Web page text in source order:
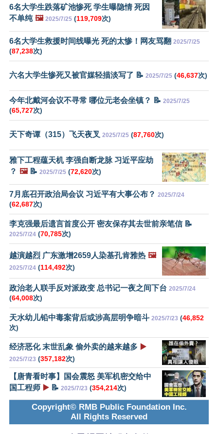
6名大学生跌落矿池惨死 学生曝隐情 死因
不单纯 🖼️ 2025/7/25 (119,709次)
6名大学生救援时间线曝光 死的太惨！网友骂翻 2025/7/25
(87,238次)
六名大学生惨死又被官媒轻描淡写了 📝 2025/7/25 (46,637次)
今年北戴河会议不寻常 哪位元老会坐镇？ 📝 2025/7/25
(65,727次)
天下奇谭（315）飞天夜叉 2025/7/25 (87,760次)
雅下工程蕴天机 李强自断龙脉 习近平应劫
？ 🖼️📝 2025/7/25 (72,620次)
7月底召开政治局会议 习近平有大事公布？ 2025/7/24
(62,687次)
李克强最后遗言首度公开 密友保存其去世前亲笔信 📝
2025/7/24 (70,785次)
越演越烈 广东激增2659人染基孔肯雅热 🖼️
2025/7/24 (114,492次)
政治老人联手反对派政变 总书记一夜之间下台 2025/7/24
(64,008次)
天水幼儿铅中毒案背后或涉高层明争暗斗 2025/7/23 (46,852
次)
经济恶化 末世乱象 偷外卖的越来越多 ▶️
2025/7/23 (357,182次)
【唐青看时事】国会震怒 美军机密交给中
国工程师 ▶️ 📝 2025/7/23 (354,214次)
Copyright© RMB Public Foundation Inc.
All Rights Reserved